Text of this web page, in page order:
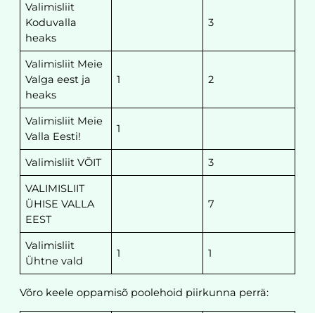
Valimisliit
Koduvalla
heaks
3
Valimisliit Meie
Valga eest ja
heaks
1 2
Valimisliit Meie
Valla Eesti!
1
Valimisliit VÕIT 3
VALIMISLIIT
ÜHISE VALLA
EEST
7
Valimisliit
Ühtne vald
1 1
Võro keele oppamisõ poolehoid piirkunna perrä: